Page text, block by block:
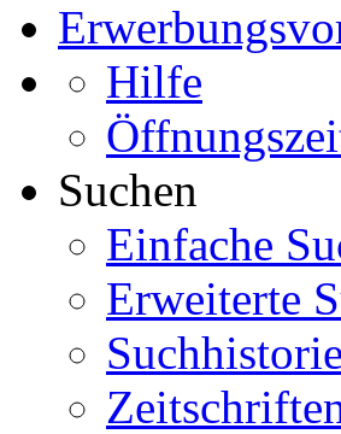
Hilfe
Suchen
Einfache
Erweiterte